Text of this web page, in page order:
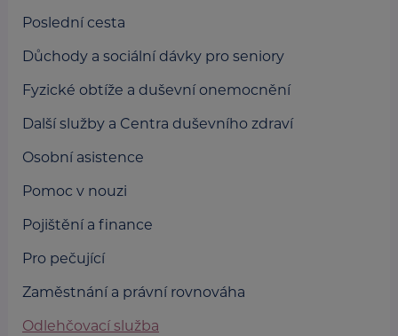
Poslední cesta
Důchody a sociální dávky pro seniory
Fyzické obtíže a duševní onemocnění
Další služby a Centra duševního zdraví
Osobní asistence
Pomoc v nouzi
Pojištění a finance
Pro pečující
Zaměstnání a právní rovnováha
Odlehčovací služba